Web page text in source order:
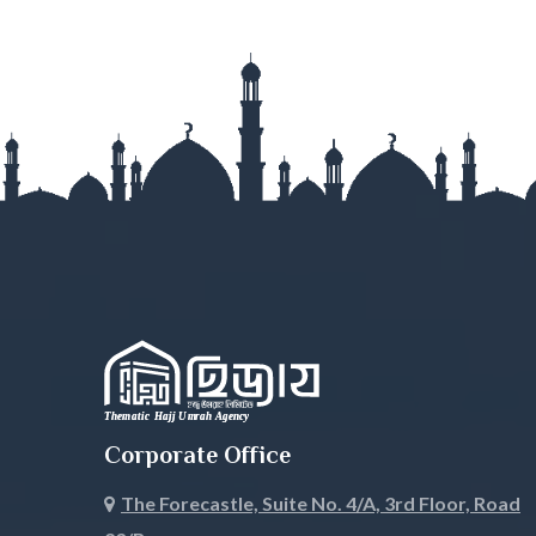
Moulvibazar
Mymensingh Naogaon
Nilphamari
Pabna
Patuakhali Pirojpur
Corporate Office
The Forecastle, Suite No. 4/A, 3rd Floor, Road